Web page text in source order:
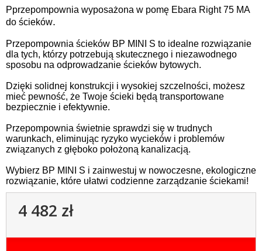
Pprzepompownia wyposażona w pomę Ebara Right 75 MA
do ścieków.
Przepompownia ścieków BP MINI S to idealne rozwiązanie
dla tych, którzy potrzebują skutecznego i niezawodnego
sposobu na odprowadzanie ścieków bytowych.
Dzięki solidnej konstrukcji i wysokiej szczelności, możesz
mieć pewność, że Twoje ścieki będą transportowane
bezpiecznie i efektywnie.
Przepompownia świetnie sprawdzi się w trudnych
warunkach, eliminując ryzyko wycieków i problemów
związanych z głęboko położoną kanalizacją.
Wybierz BP MINI S i zainwestuj w nowoczesne, ekologiczne
rozwiązanie, które ułatwi codzienne zarządzanie ściekami!
4 482 zł